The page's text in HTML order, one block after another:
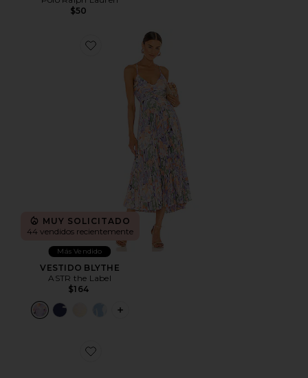
$50
Favorite VESTIDO BLYTHE
MUY SOLICITADO
44 vendidos recientemente
Más Vendido
VESTIDO BLYTHE
ASTR the Label
$164
PLUS ICON TO SEE MORE OPTIONS
Favorite ZAPATILLA DEPORTIVA CLOUD 6